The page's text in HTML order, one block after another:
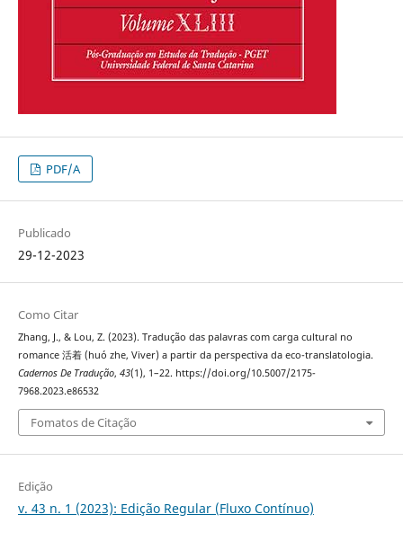
PDF/A
Publicado
29-12-2023
Como Citar
Zhang, J., & Lou, Z. (2023). Tradução das palavras com carga cultural no
romance 活着 (huó zhe, Viver) a partir da perspectiva da eco-translatologia.
Cadernos De Tradução, 43(1), 1–22. https://doi.org/10.5007/2175-
7968.2023.e86532
Fomatos de Citação
Edição
v. 43 n. 1 (2023): Edição Regular (Fluxo Contínuo)